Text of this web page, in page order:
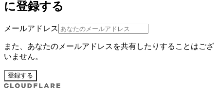
に登録する
メールアドレス
また、あなたのメールアドレスを共有したりすることはござ
いません。
登録する